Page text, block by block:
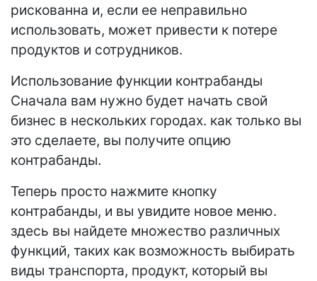
рискованна и, если ее неправильно
использовать, может привести к потере
продуктов и сотрудников.
Использование функции контрабанды
Сначала вам нужно будет начать свой
бизнес в нескольких городах. как только вы
это сделаете, вы получите опцию
контрабанды.
Теперь просто нажмите кнопку
контрабанды, и вы увидите новое меню.
здесь вы найдете множество различных
функций, таких как возможность выбирать
виды транспорта, продукт, который вы